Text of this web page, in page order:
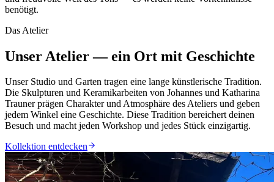
benötigt.
Das Atelier
Unser Atelier — ein Ort mit Geschichte
Unser Studio und Garten tragen eine lange künstlerische Tradition.
Die Skulpturen und Keramikarbeiten von Johannes und Katharina
Trauner prägen Charakter und Atmosphäre des Ateliers und geben
jedem Winkel eine Geschichte. Diese Tradition bereichert deinen
Besuch und macht jeden Workshop und jedes Stück einzigartig.
Kollektion entdecken